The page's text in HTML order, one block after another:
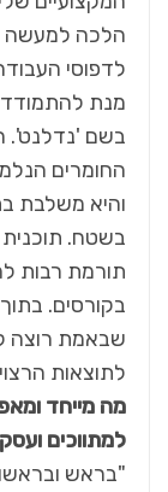
הלכה למעשה
לדפוסי
מנת להתמודד
בשם 'נדלנט'.
החומרים
והיא משלבת
בשטח.
תורמת רבות
בקורסים.
שבאמת רוצה
לתוצאות
מה מייחד
למתווכים
"בראש